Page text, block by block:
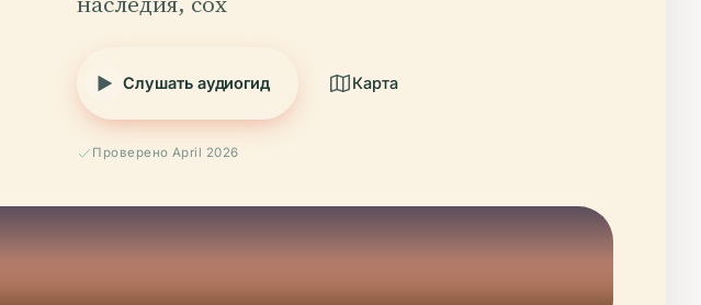
Слушать аудиогид Карта
Проверено April 2026